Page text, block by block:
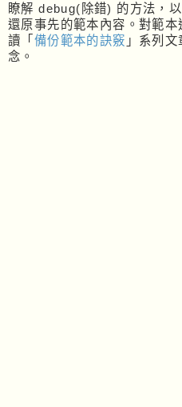
瞭解 debug(除錯) 的方法，
還原事先的範本內容。對範
讀「 備份範本的訣竅 」系列
念。